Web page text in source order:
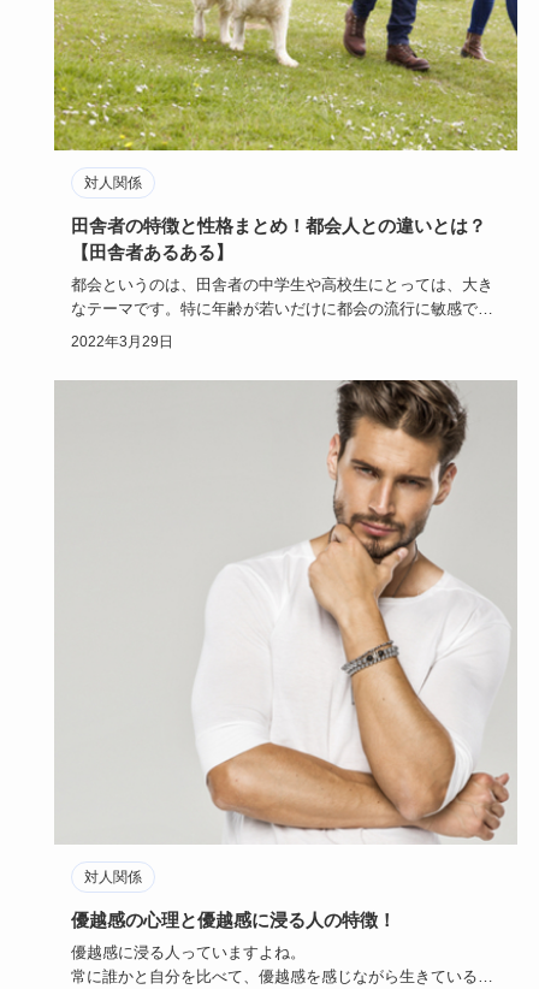
対人関係
田舎者の特徴と性格まとめ！都会人との違いとは？
【田舎者あるある】
都会というのは、田舎者の中学生や高校生にとっては、大き
なテーマです。特に年齢が若いだけに都会の流行に敏感で、
いつかは都会で…
2022年3月29日
対人関係
優越感の心理と優越感に浸る人の特徴！
優越感に浸る人っていますよね。
常に誰かと自分を比べて、優越感を感じながら生きている人